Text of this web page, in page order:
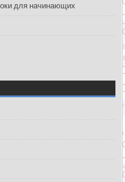
для начинающих